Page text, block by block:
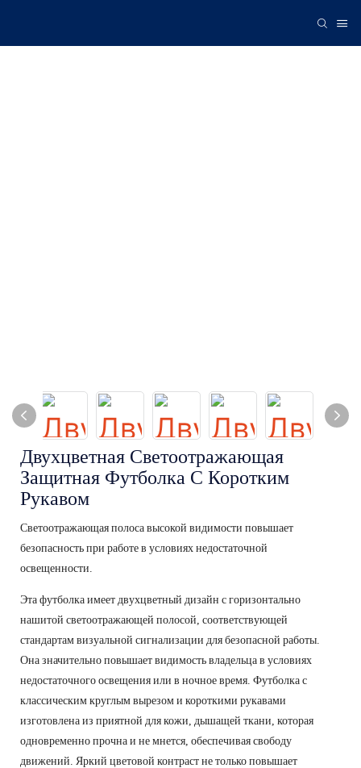
Двухцветная Светоотражающая
Защитная Футболка С Коротким
Рукавом
Светоотражающая полоса высокой видимости повышает
безопасность при работе в условиях недостаточной
освещенности.
Эта футболка имеет двухцветный дизайн с горизонтально
нашитой светоотражающей полосой, соответствующей
стандартам визуальной сигнализации для безопасной работы.
Она значительно повышает видимость владельца в условиях
недостаточного освещения или в ночное время. Футболка с
классическим круглым вырезом и короткими рукавами
изготовлена ​​из приятной для кожи, дышащей ткани, которая
одновременно прочна и не мнется, обеспечивая свободу
движений. Яркий цветовой контраст не только повышает